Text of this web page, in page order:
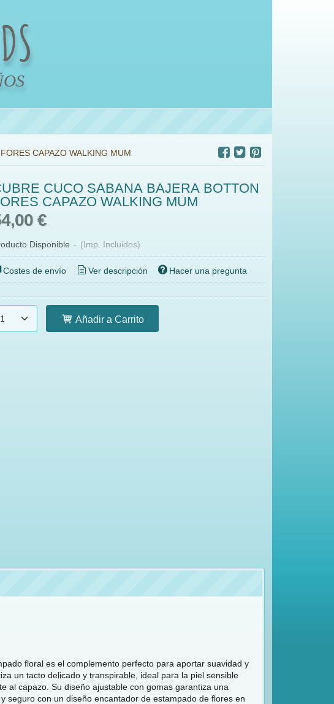
CAPAZO WALKING MUM
CUCO SABANA BAJERA BOTTON
CAPAZO WALKING MUM
€
Disponible - (Imp. Incluidos)
Costes de envío Ver descripción Hacer una pregunta
Añadir a Carrito
floral es el complemento perfecto para aportar suavidad y
un tacto delicado y transpirable, ideal para la piel sensible
al capazo. Su diseño ajustable con gomas garantiza una
seguro con un diseño encantador de estampado de flores en